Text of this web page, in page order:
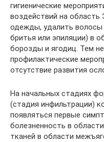
гигиенические
воздействий на область
одежды, удалить
бритья или эпиляции) в
борозды и ягодиц. Тем
профилактические
отсутствие развития
На начальных стадиях
(стадия инфильтрации)
появляться первые
болезненность в
тканей в области